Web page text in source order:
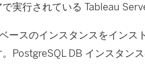
実行されている Tableau
ースのインスタンスをインス
PostgreSQL DB インスタン